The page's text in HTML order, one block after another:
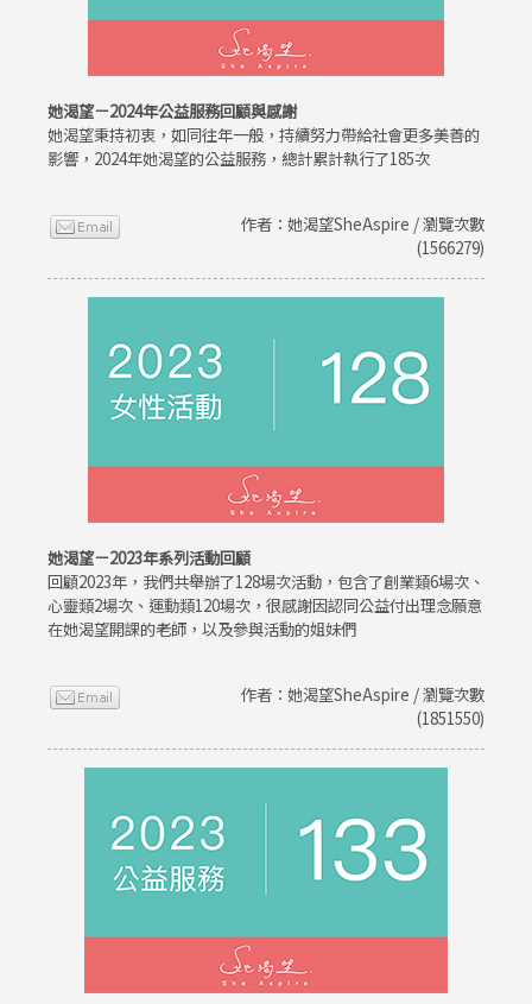
她渴望－2024年公益服務回顧與感謝
她渴望秉持初衷，如同往年一般，持續努力帶給社會更多美善的
影響，2024年她渴望的公益服務，總計累計執行了185次
作者：她渴望SheAspire / 瀏覽次數
(1566279)
她渴望－2023年系列活動回顧
回顧2023年，我們共舉辦了128場次活動，包含了創業類6場次、
心靈類2場次、運動類120場次，很感謝因認同公益付出理念願意
在她渴望開課的老師，以及參與活動的姐妹們
作者：她渴望SheAspire / 瀏覽次數
(1851550)